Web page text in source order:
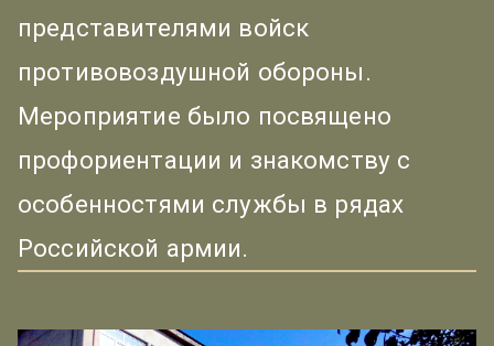
представителями войск
противовоздушной обороны.
Мероприятие было посвящено
профориентации и знакомству с
особенностями службы в рядах
Российской армии.